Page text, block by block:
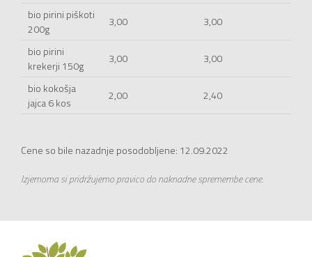
bio pirini piškoti
200g
3,00 3,00
bio pirini
krekerji 150g
3,00 3,00
bio kokošja
jajca 6 kos
2,00 2,40
Cene so bile nazadnje posodobljene: 12.09.2022
Izjemoma si pridržujemo pravico do naknadne spremembe cene.